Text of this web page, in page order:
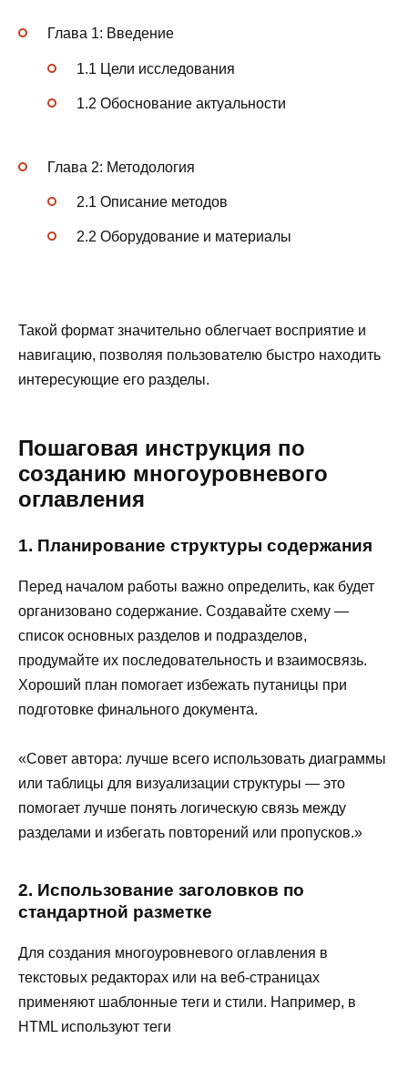
Глава 1: Введение
1.1 Цели исследования
1.2 Обоснование актуальности
Глава 2: Методология
2.1 Описание методов
2.2 Оборудование и материалы
Такой формат значительно облегчает восприятие и
навигацию, позволяя пользователю быстро находить
интересующие его разделы.
Пошаговая инструкция по
созданию многоуровневого
оглавления
1. Планирование структуры содержания
Перед началом работы важно определить, как будет
организовано содержание. Создавайте схему —
список основных разделов и подразделов,
продумайте их последовательность и взаимосвязь.
Хороший план помогает избежать путаницы при
подготовке финального документа.
«Совет автора: лучше всего использовать диаграммы
или таблицы для визуализации структуры — это
помогает лучше понять логическую связь между
разделами и избегать повторений или пропусков.»
2. Использование заголовков по
стандартной разметке
Для создания многоуровневого оглавления в
текстовых редакторах или на веб-страницах
применяют шаблонные теги и стили. Например, в
HTML используют теги